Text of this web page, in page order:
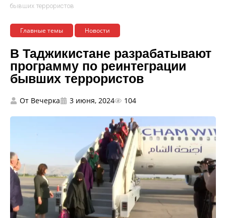
бывших террористов
Главные темы Новости
В Таджикистане разрабатывают
программу по реинтеграции
бывших террористов
От Вечерка 3 июня, 2024 104